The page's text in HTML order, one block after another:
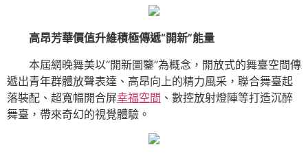
高昂芳華價值升維積極傳遞“開新”能量
本屆網晚舞美以“開新圖鑒”為概念，開放式的舞臺空間傳
遞出青年群體放聲表達、高昂向上的精力風采，聯合舞臺起
落裝配、超寬幅開合屏幸福空間 、數控放射燈陣等打造沉醉
舞臺，帶來奇幻的視覺體驗。